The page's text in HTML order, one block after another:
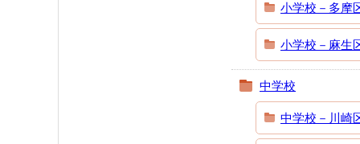
小学校－多摩
小学校－麻生
中学校
中学校－川崎